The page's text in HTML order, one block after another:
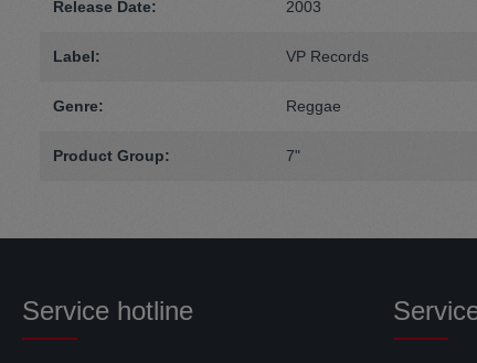
Release Date: 2003
Label: VP Records
Genre: Reggae
Product Group: 7"
Service hotline